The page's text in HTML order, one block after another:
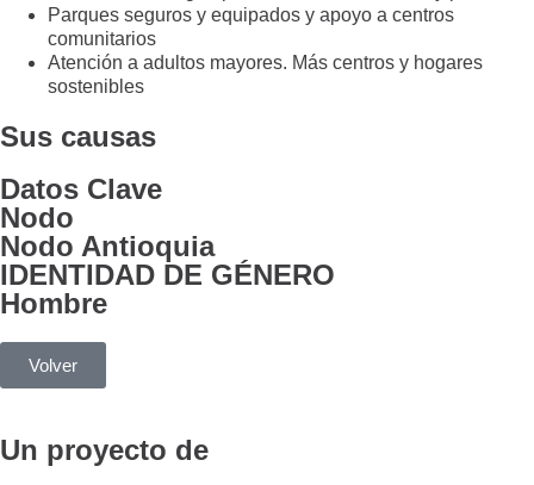
Parques seguros y equipados y apoyo a centros
comunitarios
Atención a adultos mayores. Más centros y hogares
sostenibles
Sus causas
Datos Clave
Nodo
Nodo Antioquia
IDENTIDAD DE GÉNERO
Hombre
Volver
Un proyecto de